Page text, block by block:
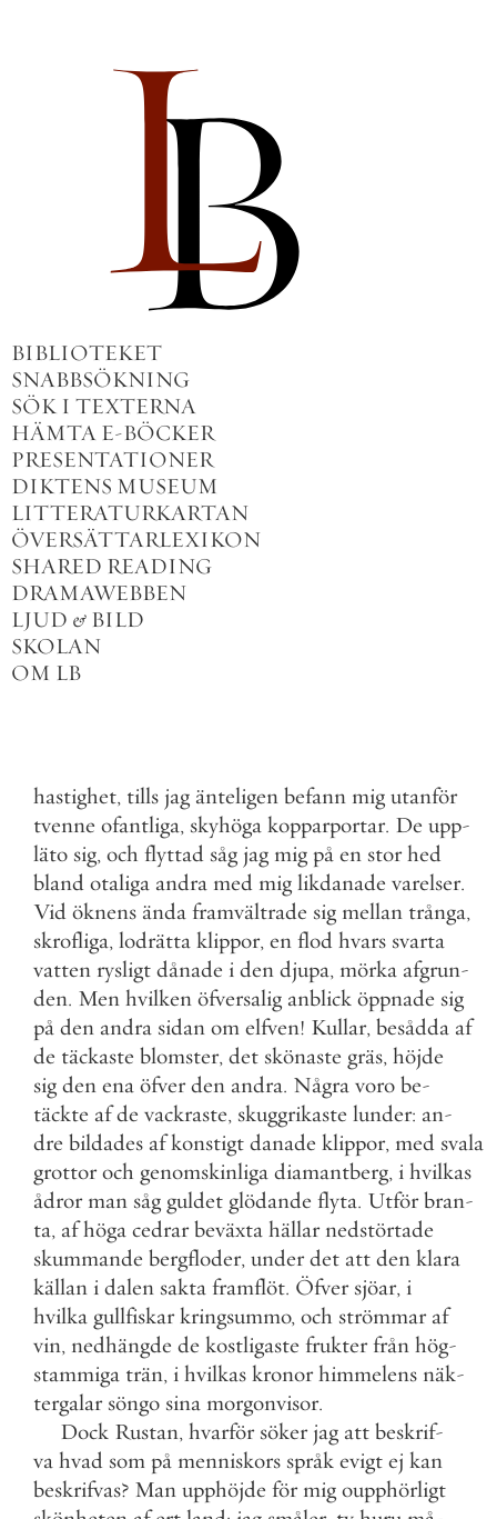
BIBLIOTEKET
SNABBSÖKNING
SÖK I TEXTERNA
HÄMTA E-BÖCKER
PRESENTATIONER
DIKTENS MUSEUM
LITTERATURKARTAN
ÖVERSÄTTARLEXIKON
SHARED READING
DRAMAWEBBEN
LJUD & BILD
SKOLAN
OM LB
hastighet, tills jag änteligen befann mig utanför
tvenne ofantliga, skyhöga kopparportar. De upp-
läto sig, och flyttad såg jag mig på en stor hed
bland otaliga andra med mig likdanade varelser.
Vid öknens ända framvältrade sig mellan trånga,
skrofliga, lodrätta klippor, en flod hvars svarta
vatten rysligt dånade i den djupa, mörka afgrun-
den. Men hvilken öfversalig anblick öppnade sig
på den andra sidan om elfven! Kullar, besådda af
de täckaste blomster, det skönaste gräs, höjde
sig den ena öfver den andra. Några voro be-
täckte af de vackraste, skuggrikaste lunder: an-
dre bildades af konstigt danade klippor, med svala
grottor och genomskinliga diamantberg, i hvilkas
ådror man såg guldet glödande flyta. Utför bran-
ta, af höga cedrar beväxta hällar nedstörtade
skummande bergfloder, under det att den klara
källan i dalen sakta framflöt. Öfver sjöar, i
hvilka gullfiskar kringsummo, och strömmar af
vin, nedhängde de kostligaste frukter från hög-
stammiga trän, i hvilkas kronor himmelens näk-
tergalar söngo sina morgonvisor.
Dock Rustan, hvarför söker jag att beskrif-
va hvad som på menniskors språk evigt ej kan
beskrifvas? Man upphöjde för mig oupphörligt